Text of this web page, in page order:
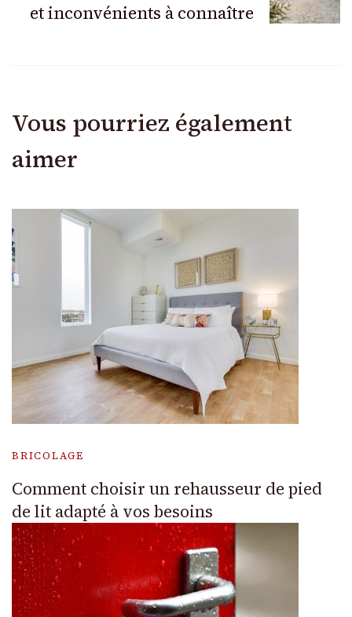
et inconvénients à connaître
Vous pourriez également
aimer
BRICOLAGE
Comment choisir un rehausseur de pied
de lit adapté à vos besoins